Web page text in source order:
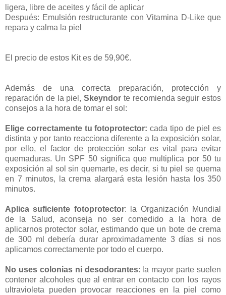
ligera, libre de aceites y fácil de aplicar
Después: Emulsión restructurante con Vitamina D-Like que
repara y calma la piel
El precio de estos Kit es de 59,90€.
Además de una correcta preparación, protección y
reparación de la piel, Skeyndor te recomienda seguir estos
consejos a la hora de tomar el sol:
Elige correctamente tu fotoprotector: cada tipo de piel es
distinta y por tanto reacciona diferente a la exposición solar,
por ello, el factor de protección solar es vital para evitar
quemaduras. Un SPF 50 significa que multiplica por 50 tu
exposición al sol sin quemarte, es decir, si tu piel se quema
en 7 minutos, la crema alargará esta lesión hasta los 350
minutos.
Aplica suficiente fotoprotector: la Organización Mundial
de la Salud, aconseja no ser comedido a la hora de
aplicarnos protector solar, estimando que un bote de crema
de 300 ml debería durar aproximadamente 3 días si nos
aplicamos correctamente por todo el cuerpo.
No uses colonias ni desodorantes: la mayor parte suelen
contener alcoholes que al entrar en contacto con los rayos
ultravioleta pueden provocar reacciones en la piel como